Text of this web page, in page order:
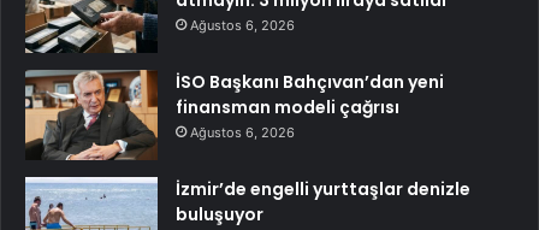
Ağustos 6, 2026
İSO Başkanı Bahçıvan’dan yeni
finansman modeli çağrısı
Ağustos 6, 2026
İzmir’de engelli yurttaşlar denizle
buluşuyor